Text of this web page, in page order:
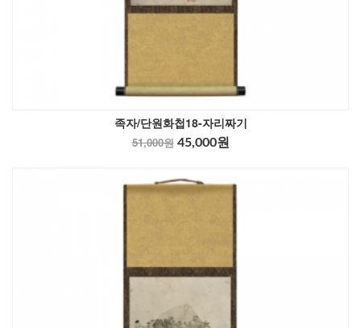
족자/단원화첩18-자리짜기
51,000원 45,000원